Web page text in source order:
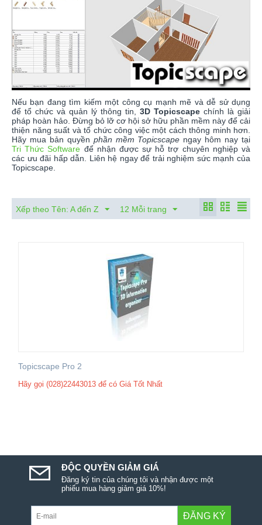
Nếu bạn đang tìm kiếm một công cụ mạnh mẽ và dễ sử dụng
để tổ chức và quản lý thông tin, 3D Topicscape chính là giải
pháp hoàn hảo. Đừng bỏ lỡ cơ hội sở hữu phần mềm này để cải
thiện năng suất và tổ chức công việc một cách thông minh hơn.
Hãy mua bản quyền phần mềm Topicscape ngay hôm nay tại
Tri Thức Software để nhận được sự hỗ trợ chuyên nghiệp và
các ưu đãi hấp dẫn. Liên hệ ngay để trải nghiệm sức mạnh của
Topicscape.
Xếp theo Tên: A đến Z 12 Mỗi trang
Topicscape Pro 2
Hãy gọi (028)22443013 để có Giá Tốt Nhất
ĐỘC QUYỀN GIẢM GIÁ
Đăng ký tin của chúng tôi và nhận được một
phiếu mua hàng giảm giá 10%!
ĐĂNG KÝ